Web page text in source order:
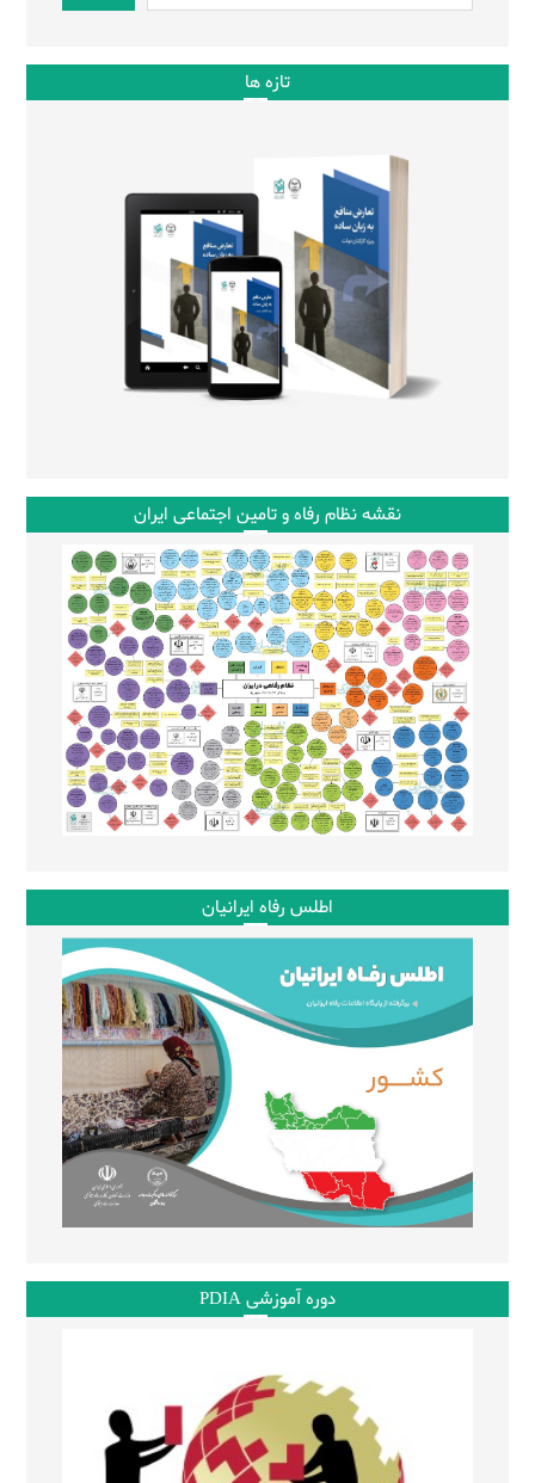
تازه ها
نقشه نظام رفاه و تامین اجتماعی ایران
اطلس رفاه ایرانیان
دوره آموزشی PDIA